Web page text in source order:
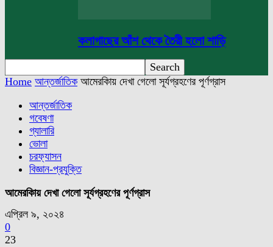
কলাগাছের আঁশ থেকে তৈরী হলো শাড়ি
Home আন্তর্জাতিক আমেরকিায় দেখা গেলো সূর্যগ্রহণের পূর্ণগ্রাস
আন্তর্জাতিক
গবেষণা
গ্যালারি
ভোলা
চরফ্যাসন
বিজ্ঞান-প্রযুক্তি
আমেরকিায় দেখা গেলো সূর্যগ্রহণের পূর্ণগ্রাস
এপ্রিল ৯, ২০২৪
0
23